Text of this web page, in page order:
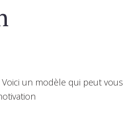
un modèle qui peut vous